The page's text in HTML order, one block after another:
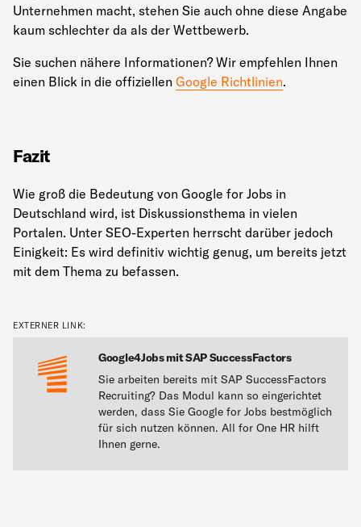
Unternehmen macht, stehen Sie auch ohne diese Angabe
kaum schlechter da als der Wettbewerb.
Sie suchen nähere Informationen? Wir empfehlen Ihnen
einen Blick in die offiziellen Google Richtlinien.
Fazit
Wie groß die Bedeutung von Google for Jobs in
Deutschland wird, ist Diskussionsthema in vielen
Portalen. Unter SEO-Experten herrscht darüber jedoch
Einigkeit: Es wird definitiv wichtig genug, um bereits jetzt
mit dem Thema zu befassen.
EXTERNER LINK:
Google4Jobs mit SAP SuccessFactors
Sie arbeiten bereits mit SAP SuccessFactors
Recruiting? Das Modul kann so eingerichtet
werden, dass Sie Google for Jobs bestmöglich
für sich nutzen können. All for One HR hilft
Ihnen gerne.